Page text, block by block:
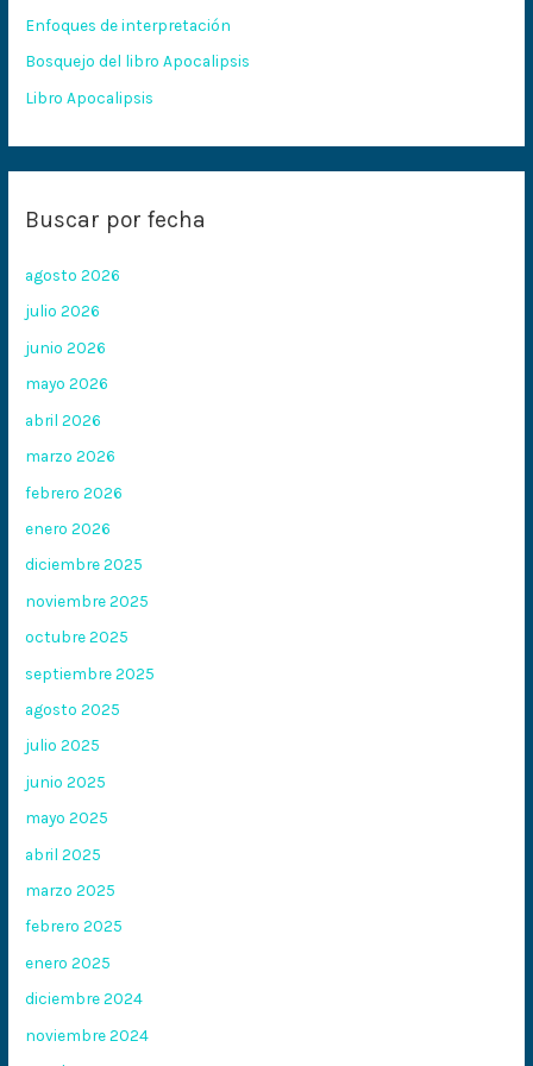
r
:
Enfoques de interpretación
Bosquejo del libro Apocalipsis
Libro Apocalipsis
Buscar por fecha
agosto 2026
julio 2026
junio 2026
mayo 2026
abril 2026
marzo 2026
febrero 2026
enero 2026
diciembre 2025
noviembre 2025
octubre 2025
septiembre 2025
agosto 2025
julio 2025
junio 2025
mayo 2025
abril 2025
marzo 2025
febrero 2025
enero 2025
diciembre 2024
noviembre 2024